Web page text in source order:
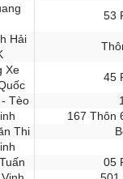
53
Hải
Xe
45
Tèo
167 Thôn
Thi
05